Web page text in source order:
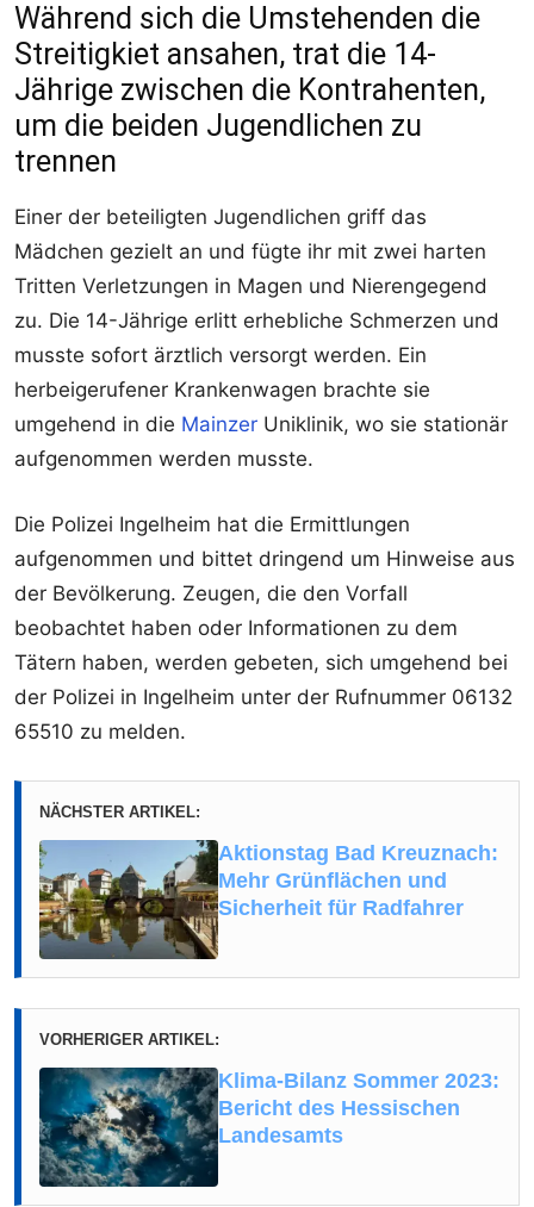
Während sich die Umstehenden die
Streitigkiet ansahen, trat die 14-
Jährige zwischen die Kontrahenten,
um die beiden Jugendlichen zu
trennen
Einer der beteiligten Jugendlichen griff das
Mädchen gezielt an und fügte ihr mit zwei harten
Tritten Verletzungen in Magen und Nierengegend
zu. Die 14-Jährige erlitt erhebliche Schmerzen und
musste sofort ärztlich versorgt werden. Ein
herbeigerufener Krankenwagen brachte sie
umgehend in die Mainzer Uniklinik, wo sie stationär
aufgenommen werden musste.
Die Polizei Ingelheim hat die Ermittlungen
aufgenommen und bittet dringend um Hinweise aus
der Bevölkerung. Zeugen, die den Vorfall
beobachtet haben oder Informationen zu dem
Tätern haben, werden gebeten, sich umgehend bei
der Polizei in Ingelheim unter der Rufnummer 06132
65510 zu melden.
NÄCHSTER ARTIKEL:
Aktionstag Bad Kreuznach:
Mehr Grünflächen und
Sicherheit für Radfahrer
VORHERIGER ARTIKEL:
Klima-Bilanz Sommer 2023:
Bericht des Hessischen
Landesamts